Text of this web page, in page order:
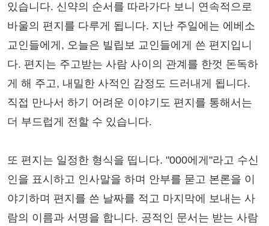
있습니다. 신약의 순서를 따라가다 보니 연속적으로
바울의 편지를 다루게 됩니다. 지난 주일에는 에베소
교인들에게, 오늘은 빌립보 교인들에게 쓴 편지입니
다. 편지는 주고받는 사람 사이의 관계를 한껏 돈독하
게 해 주고, 내밀한 사적인 감정도 드러내게 됩니다.
직접 만나서 하기 어려운 이야기도 편지를 통해서는
더 부드럽게 전할 수 있습니다.
또 편지는 일정한 형식을 띱니다. "000에게"라고 수신
인을 표시하고 인사말을 하며 안부를 묻고 본론을 이
야기하며 편지를 쓴 날짜를 적고 마지막에 보내는 사
람의 이름과 서명을 합니다. 공적인 문서는 받는 사람